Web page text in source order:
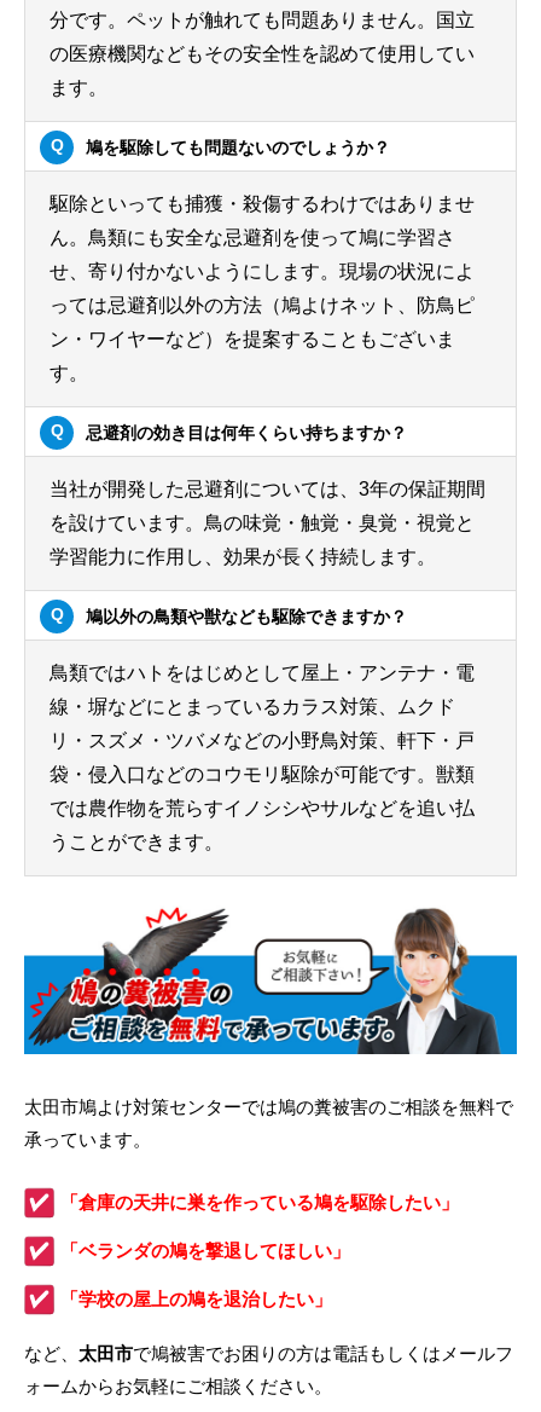
分です。ペットが触れても問題ありません。国立
の医療機関などもその安全性を認めて使用してい
ます。
鳩を駆除しても問題ないのでしょうか？
駆除といっても捕獲・殺傷するわけではありませ
ん。鳥類にも安全な忌避剤を使って鳩に学習さ
せ、寄り付かないようにします。現場の状況によ
っては忌避剤以外の方法（鳩よけネット、防鳥ピ
ン・ワイヤーなど）を提案することもございま
す。
忌避剤の効き目は何年くらい持ちますか？
当社が開発した忌避剤については、3年の保証期間
を設けています。鳥の味覚・触覚・臭覚・視覚と
学習能力に作用し、効果が長く持続します。
鳩以外の鳥類や獣なども駆除できますか？
鳥類ではハトをはじめとして屋上・アンテナ・電
線・塀などにとまっているカラス対策、ムクド
リ・スズメ・ツバメなどの小野鳥対策、軒下・戸
袋・侵入口などのコウモリ駆除が可能です。獣類
では農作物を荒らすイノシシやサルなどを追い払
うことができます。
太田市鳩よけ対策センターでは鳩の糞被害のご相談を無料で
承っています。
「倉庫の天井に巣を作っている鳩を駆除したい」
「ベランダの鳩を撃退してほしい」
「学校の屋上の鳩を退治したい」
など、 太田市で鳩被害でお困りの方は電話もしくはメールフ
ォームからお気軽にご相談ください。